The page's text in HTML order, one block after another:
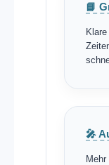
📘
🎤